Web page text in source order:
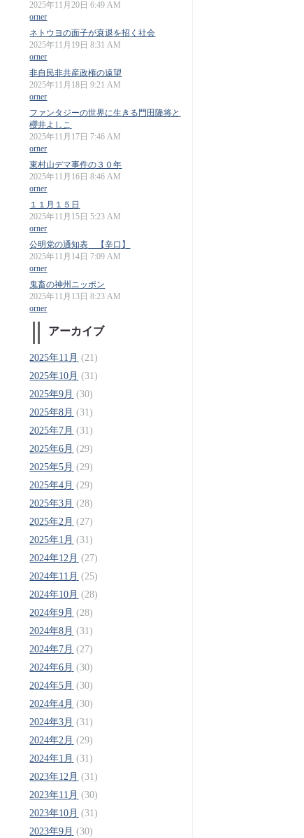
2025年11月20日 6:49 AM
orner
ネトウヨの面子が衰退を招く社会
2025年11月19日 8:31 AM
orner
非自民非共産政権の遠望
2025年11月18日 9:21 AM
orner
ファンタジーの世界に生きる門田隆将と
櫻井よしこ
2025年11月17日 7:46 AM
orner
東村山デマ事件の３０年
2025年11月16日 8:46 AM
orner
１１月１５日
2025年11月15日 5:23 AM
orner
公明党の通知表 【辛口】
2025年11月14日 7:09 AM
orner
鬼畜の神州ニッポン
2025年11月13日 8:23 AM
orner
アーカイブ
2025年11月 (21)
2025年10月 (31)
2025年9月 (30)
2025年8月 (31)
2025年7月 (31)
2025年6月 (29)
2025年5月 (29)
2025年4月 (29)
2025年3月 (28)
2025年2月 (27)
2025年1月 (31)
2024年12月 (27)
2024年11月 (25)
2024年10月 (28)
2024年9月 (28)
2024年8月 (31)
2024年7月 (27)
2024年6月 (30)
2024年5月 (30)
2024年4月 (30)
2024年3月 (31)
2024年2月 (29)
2024年1月 (31)
2023年12月 (31)
2023年11月 (30)
2023年10月 (31)
2023年9月 (30)